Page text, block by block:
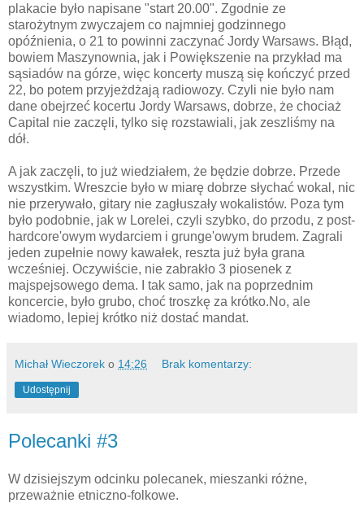
plakacie było napisane "start 20.00". Zgodnie ze
starożytnym zwyczajem co najmniej godzinnego
opóźnienia, o 21 to powinni zaczynać Jordy Warsaws. Błąd,
bowiem Maszynownia, jak i Powiększenie na przykład ma
sąsiadów na górze, więc koncerty muszą się kończyć przed
22, bo potem przyjeżdżają radiowozy. Czyli nie było nam
dane obejrzeć kocertu Jordy Warsaws, dobrze, że chociaż
Capital nie zaczęli, tylko się rozstawiali, jak zeszliśmy na
dół.
A jak zaczęli, to już wiedziałem, że będzie dobrze. Przede
wszystkim. Wreszcie było w miarę dobrze słychać wokal, nic
nie przerywało, gitary nie zagłuszały wokalistów. Poza tym
było podobnie, jak w Lorelei, czyli szybko, do przodu, z post-
hardcore'owym wydarciem i grunge'owym brudem. Zagrali
jeden zupełnie nowy kawałek, reszta już była grana
wcześniej. Oczywiście, nie zabrakło 3 piosenek z
majspejsowego dema. I tak samo, jak na poprzednim
koncercie, było grubo, choć troszkę za krótko.No, ale
wiadomo, lepiej krótko niż dostać mandat.
Michał Wieczorek o 14:26 Brak komentarzy:
Udostępnij
Polecanki #3
W dzisiejszym odcinku polecanek, mieszanki różne,
przeważnie etniczno-folkowe.